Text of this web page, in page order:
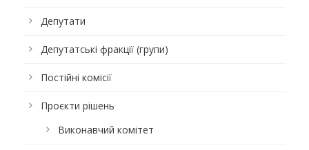
Депутати
Депутатські фракції (групи)
Постійні комісії
Проєкти рішень
Виконавчий комітет